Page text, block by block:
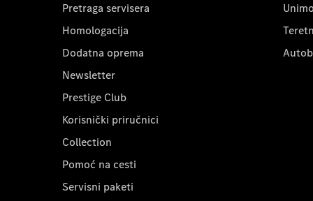
Pretraga servisera
Homologacija
Dodatna oprema
Newsletter
Prestige Club
Korisnički priručnici
Collection
Pomoć na cesti
Servisni paketi